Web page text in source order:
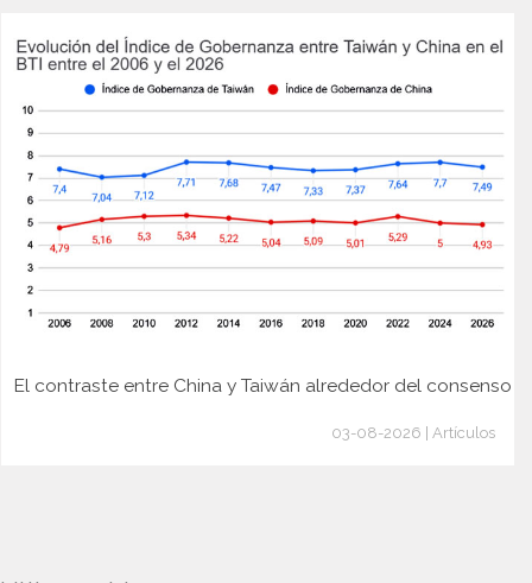
El contraste entre China y Taiwán alrededor del consenso
03-08-2026 | Artículos